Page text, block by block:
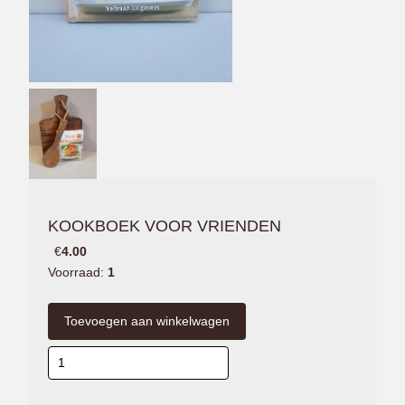
KOOKBOEK VOOR VRIENDEN
€4.00
Voorraad: 1